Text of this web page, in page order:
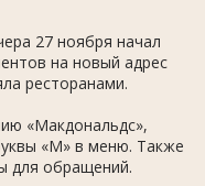
27 ноября начал
на новый адрес
ресторанами.
«Макдональдс»,
«М» в меню. Также
для обращений.